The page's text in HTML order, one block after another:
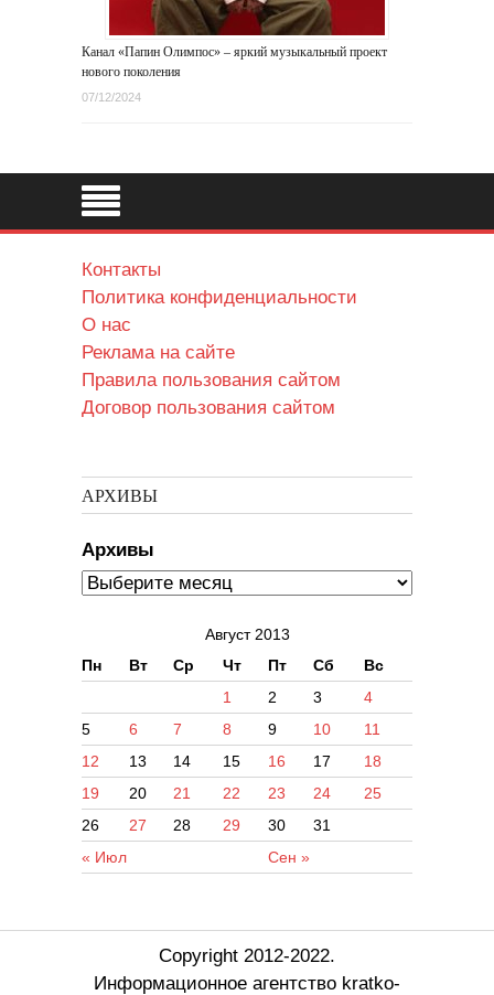
Канал «Папин Олимпос» – яркий музыкальный проект
нового поколения
07/12/2024
Контакты
Политика конфиденциальности
О нас
Реклама на сайте
Правила пользования сайтом
Договор пользования сайтом
АРХИВЫ
Архивы
Август 2013
Пн
Вт Ср Чт Пт Сб Вс
« Июл Сен »
1 2 3
4
5
6 7 8 9 10
11
12
13 14 15 16 17
18
19
20 21 22 23 24
25
26
27 28 29 30 31
Copyright 2012-2022.
Информационное агентство kratko-